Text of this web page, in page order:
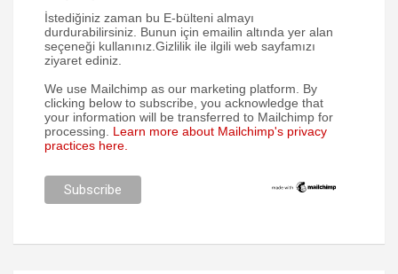
İstediğiniz zaman bu E-bülteni almayı
durdurabilirsiniz. Bunun için emailin altında yer alan
seçeneği kullanınız.Gizlilik ile ilgili web sayfamızı
ziyaret ediniz.
We use Mailchimp as our marketing platform. By
clicking below to subscribe, you acknowledge that
your information will be transferred to Mailchimp for
processing. Learn more about Mailchimp's privacy
practices here.